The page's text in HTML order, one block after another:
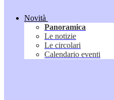
Novità
Panoramica
Le notizie
Le circolari
Calendario eventi